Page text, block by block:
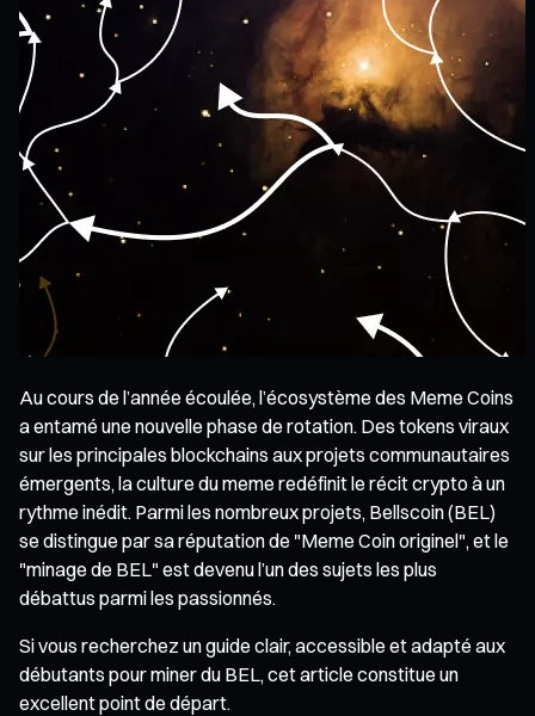
Au cours de l’année écoulée, l’écosystème des Meme Coins
a entamé une nouvelle phase de rotation. Des tokens viraux
sur les principales blockchains aux projets communautaires
émergents, la culture du meme redéfinit le récit crypto à un
rythme inédit. Parmi les nombreux projets, Bellscoin (BEL)
se distingue par sa réputation de "Meme Coin originel", et le
"minage de BEL" est devenu l’un des sujets les plus
débattus parmi les passionnés.
Si vous recherchez un guide clair, accessible et adapté aux
débutants pour miner du BEL, cet article constitue un
excellent point de départ.